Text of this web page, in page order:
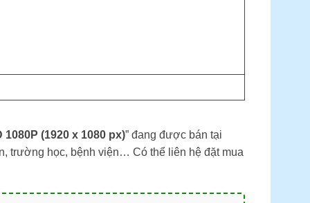
(1920 x 1080 px)” đang được bán tại
trường học, bệnh viện… Có thể liên hệ đặt mua